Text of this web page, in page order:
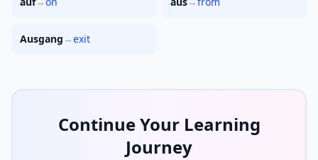
Ausgang →exit
Continue Your Learning
Journey